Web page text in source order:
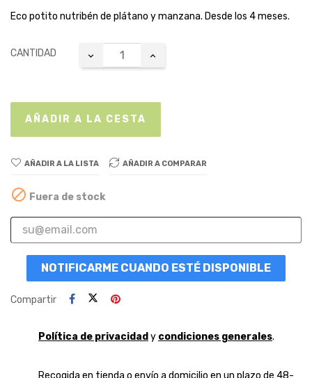
Eco potito nutribén de plátano y manzana. Desde los 4 meses.
CANTIDAD
AÑADIR A LA CESTA
AÑADIR A LA LISTA AÑADIR A COMPARAR
 Fuera de stock
NOTIFICARME CUANDO ESTÉ DISPONIBLE
Compartir
Política de privacidad y condiciones generales.
Recogida en tienda o envío a domicilio en un plazo de 48-